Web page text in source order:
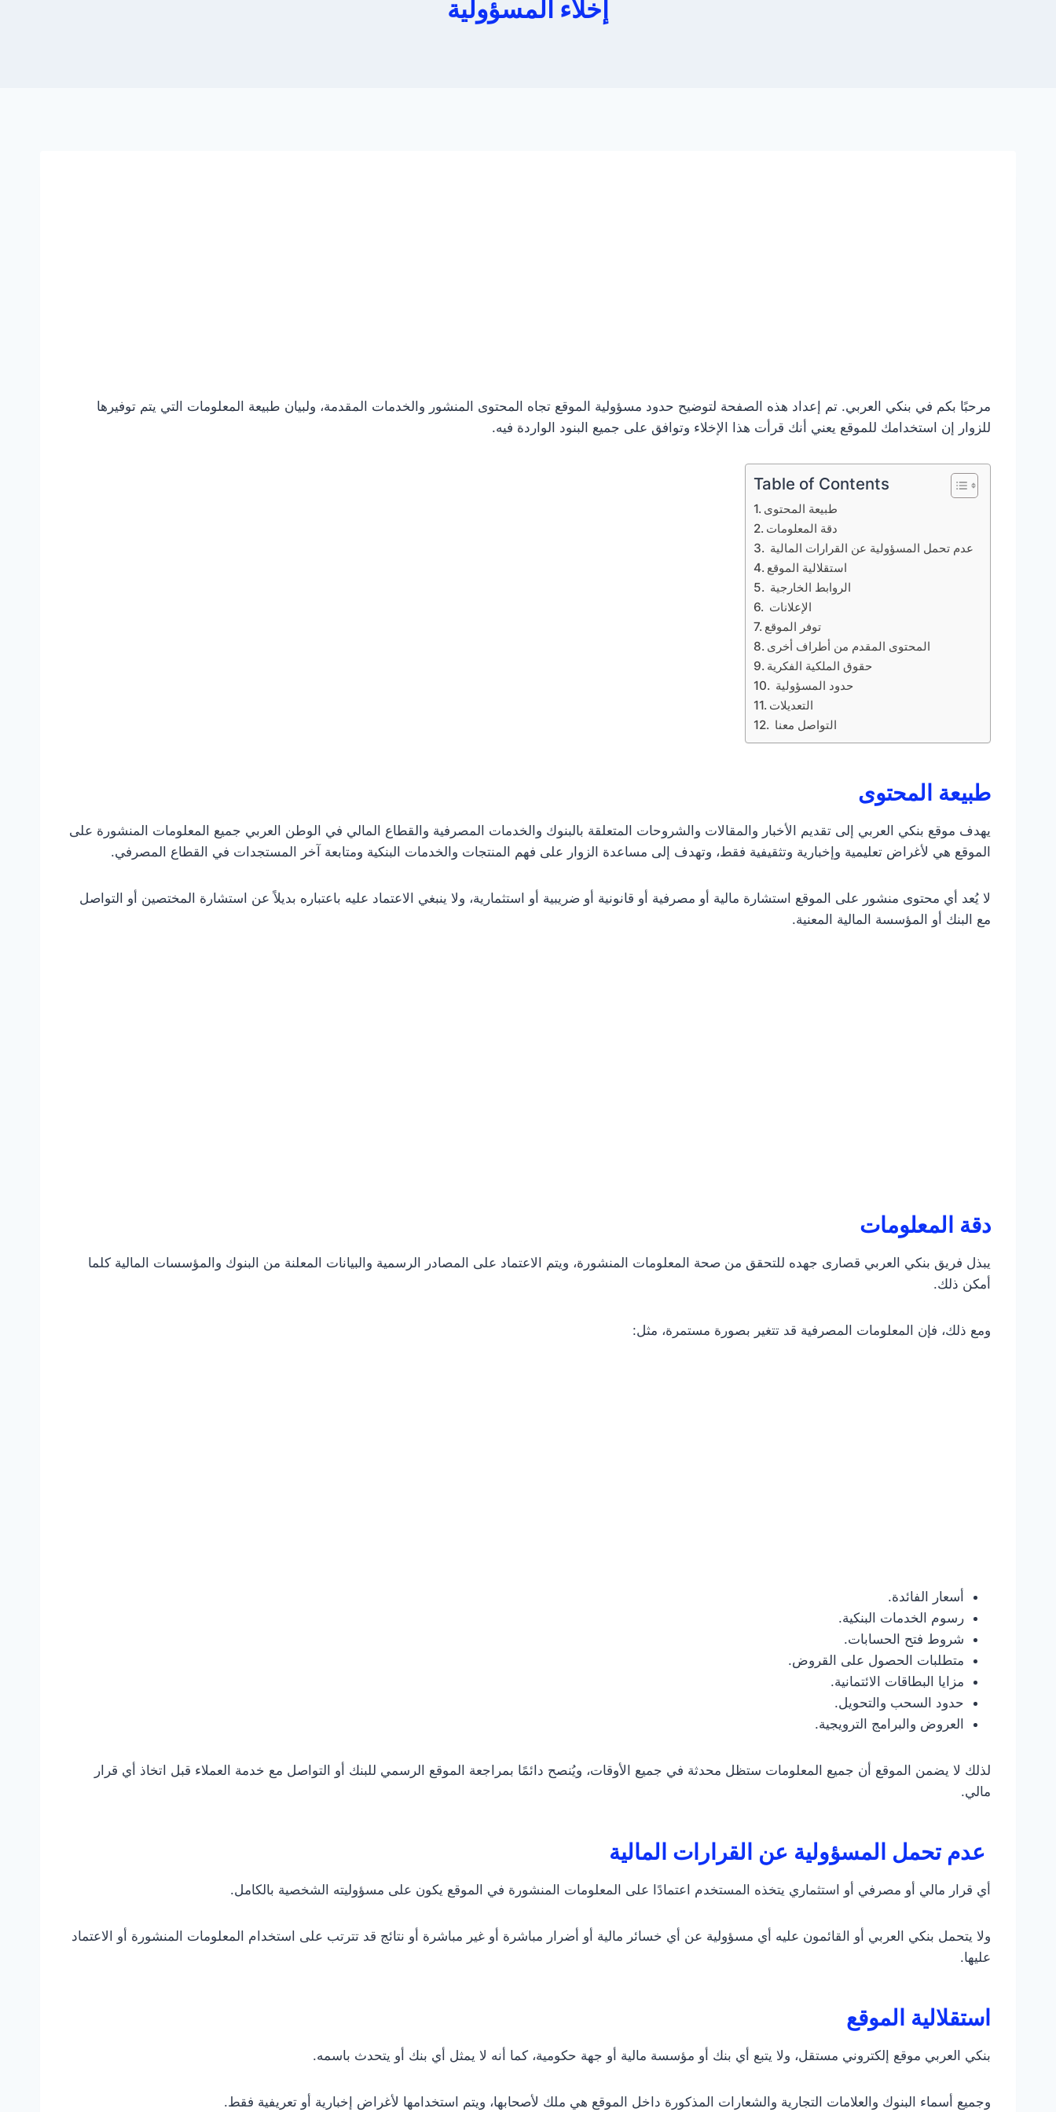
إخلاء المسؤولية
مرحبًا بكم في بنكي العربي. تم إعداد هذه الصفحة لتوضيح حدود مسؤولية الموقع تجاه المحتوى المنشور والخدمات المقدمة، ولبيان طبيعة المعلومات التي يتم توفيرها
للزوار إن استخدامك للموقع يعني أنك قرأت هذا الإخلاء وتوافق على جميع البنود الواردة فيه.
Table of Contents
طبيعة المحتوى
دقة المعلومات
عدم تحمل المسؤولية عن القرارات المالية
استقلالية الموقع
الروابط الخارجية
الإعلانات
توفر الموقع
المحتوى المقدم من أطراف أخرى
حقوق الملكية الفكرية
حدود المسؤولية
التعديلات
التواصل معنا
طبيعة المحتوى
يهدف موقع بنكي العربي إلى تقديم الأخبار والمقالات والشروحات المتعلقة بالبنوك والخدمات المصرفية والقطاع المالي في الوطن العربي جميع المعلومات المنشورة على
الموقع هي لأغراض تعليمية وإخبارية وتثقيفية فقط، وتهدف إلى مساعدة الزوار على فهم المنتجات والخدمات البنكية ومتابعة آخر المستجدات في القطاع المصرفي.
لا يُعد أي محتوى منشور على الموقع استشارة مالية أو مصرفية أو قانونية أو ضريبية أو استثمارية، ولا ينبغي الاعتماد عليه باعتباره بديلاً عن استشارة المختصين أو التواصل
مع البنك أو المؤسسة المالية المعنية.
دقة المعلومات
يبذل فريق بنكي العربي قصارى جهده للتحقق من صحة المعلومات المنشورة، ويتم الاعتماد على المصادر الرسمية والبيانات المعلنة من البنوك والمؤسسات المالية كلما
أمكن ذلك.
ومع ذلك، فإن المعلومات المصرفية قد تتغير بصورة مستمرة، مثل:
أسعار الفائدة.
رسوم الخدمات البنكية.
شروط فتح الحسابات.
متطلبات الحصول على القروض.
مزايا البطاقات الائتمانية.
حدود السحب والتحويل.
العروض والبرامج الترويجية.
لذلك لا يضمن الموقع أن جميع المعلومات ستظل محدثة في جميع الأوقات، ويُنصح دائمًا بمراجعة الموقع الرسمي للبنك أو التواصل مع خدمة العملاء قبل اتخاذ أي قرار
مالي.
عدم تحمل المسؤولية عن القرارات المالية
أي قرار مالي أو مصرفي أو استثماري يتخذه المستخدم اعتمادًا على المعلومات المنشورة في الموقع يكون على مسؤوليته الشخصية بالكامل.
ولا يتحمل بنكي العربي أو القائمون عليه أي مسؤولية عن أي خسائر مالية أو أضرار مباشرة أو غير مباشرة أو نتائج قد تترتب على استخدام المعلومات المنشورة أو الاعتماد
عليها.
استقلالية الموقع
بنكي العربي موقع إلكتروني مستقل، ولا يتبع أي بنك أو مؤسسة مالية أو جهة حكومية، كما أنه لا يمثل أي بنك أو يتحدث باسمه.
وجميع أسماء البنوك والعلامات التجارية والشعارات المذكورة داخل الموقع هي ملك لأصحابها، ويتم استخدامها لأغراض إخبارية أو تعريفية فقط.